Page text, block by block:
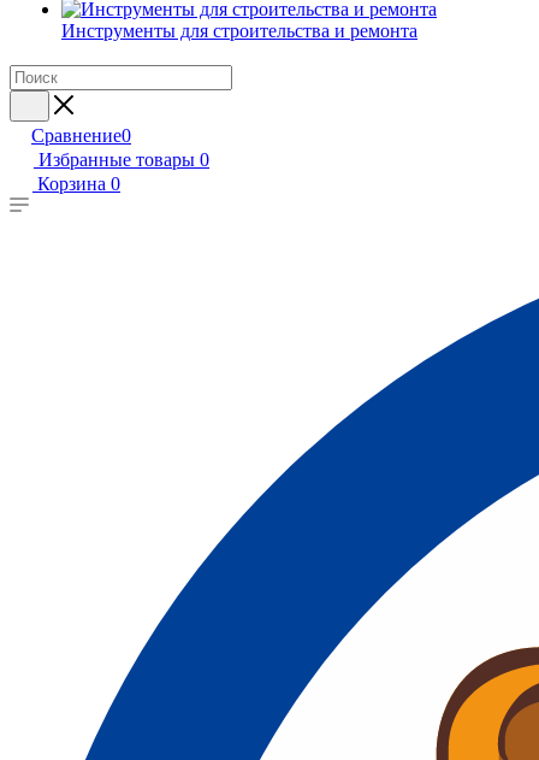
Инструменты для строительства и ремонта
Сравнение0
Избранные товары 0
Корзина 0